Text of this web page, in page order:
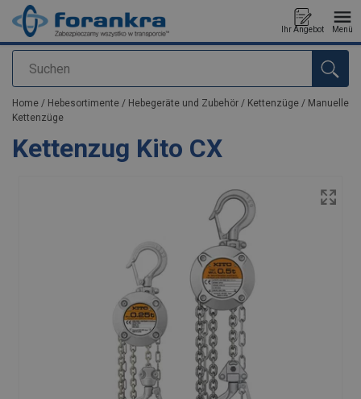
Suchen
Ihr Angebot Menü
Anfragen
Home / Hebesortimente / Hebegeräte und Zubehör / Kettenzüge / Manuelle
Kettenzüge
Kettenzug Kito CX